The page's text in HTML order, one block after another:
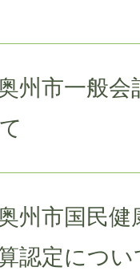
州市一般会
州市国民健
認定につい